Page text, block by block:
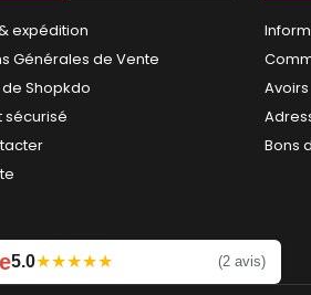
expédition
Générales de Vente
Shopkdo
sécurisé
Avoirs
Bons
e5.0★★★★★ (2 avis)